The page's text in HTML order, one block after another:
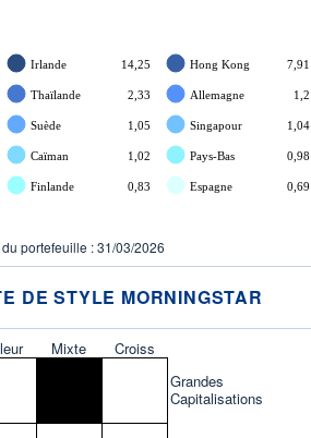
Irlande 14,25 Hong Kong 7,91
Thaïlande 2,33 Allemagne 1,2
Suède 1,05 Singapour 1,04
Caïman 1,02 Pays-Bas 0,98
Finlande 0,83 Espagne 0,69
portefeuille : 31/03/2026
DE STYLE MORNINGSTAR
Mixte
Croiss
Grandes
Capitalisations